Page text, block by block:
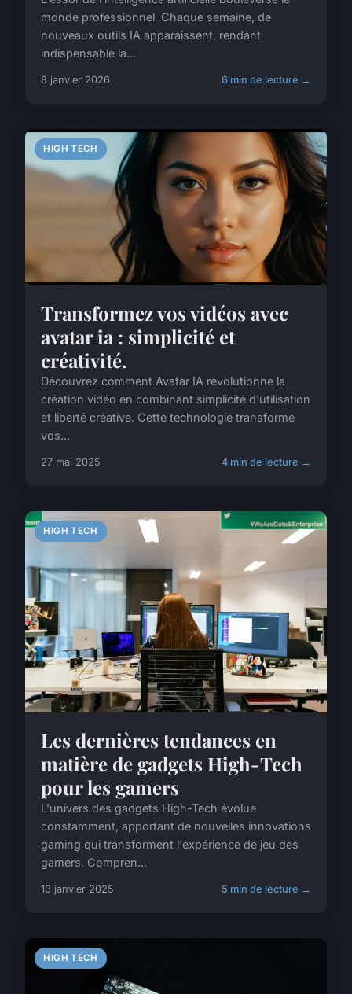
monde professionnel. Chaque semaine, de
nouveaux outils IA apparaissent, rendant
indispensable la...
8 janvier 2026 6 min de lecture →
HIGH TECH
Transformez vos vidéos avec
avatar ia : simplicité et
créativité.
Découvrez comment Avatar IA révolutionne la
création vidéo en combinant simplicité d'utilisation
et liberté créative. Cette technologie transforme
vos...
27 mai 2025 4 min de lecture →
HIGH TECH
Les dernières tendances en
matière de gadgets High-Tech
pour les gamers
L'univers des gadgets High-Tech évolue
constamment, apportant de nouvelles innovations
gaming qui transforment l'expérience de jeu des
gamers. Compren...
13 janvier 2025 5 min de lecture →
HIGH TECH